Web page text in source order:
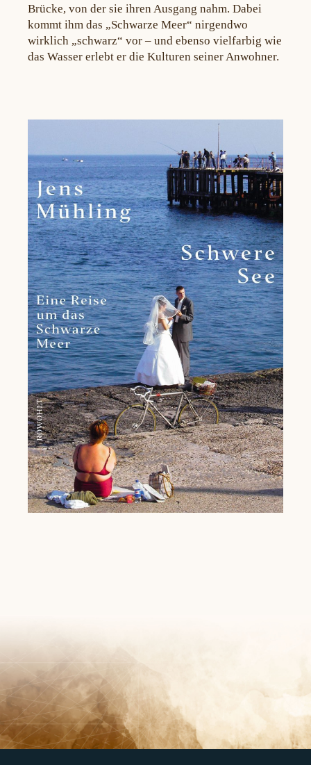
Brücke, von der sie ihren Ausgang nahm. Dabei
kommt ihm das „Schwarze Meer“ nirgendwo
wirklich „schwarz“ vor – und ebenso vielfarbig wie
das Wasser erlebt er die Kulturen seiner Anwohner.